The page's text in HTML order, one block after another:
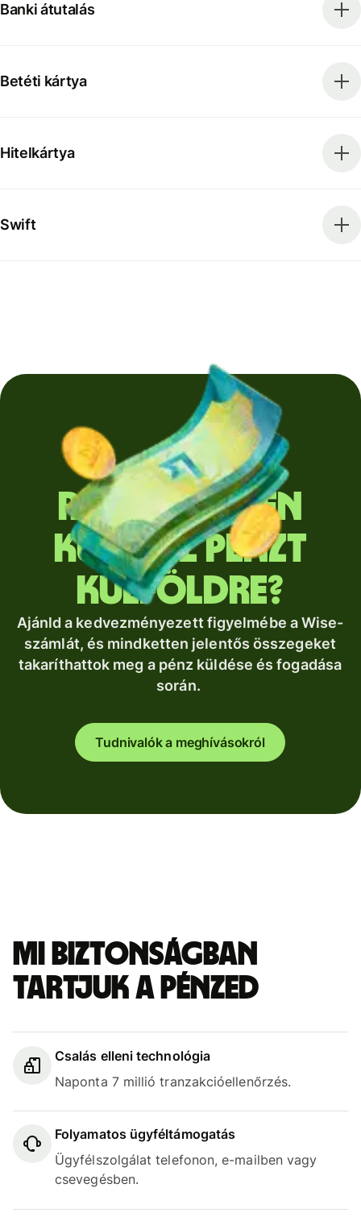
Banki átutalás
Betéti kártya
Hitelkártya
Swift
Rendszeresen
küldesz pénzt
külföldre?
Ajánld a kedvezményezett figyelmébe a Wise-
számlát, és mindketten jelentős összegeket
takaríthattok meg a pénz küldése és fogadása
során.
Tudnivalók a meghívásokról
Mi biztonságban
tartjuk a pénzed
Csalás elleni technológia
Naponta 7 millió tranzakcióellenőrzés.
Folyamatos ügyféltámogatás
Ügyfélszolgálat telefonon, e-mailben vagy
csevegésben.